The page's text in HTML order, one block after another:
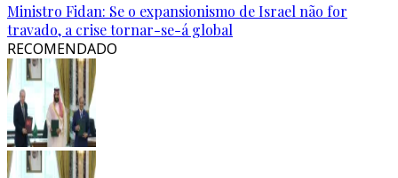
Ministro Fidan: Se o expansionismo de Israel não for
travado, a crise tornar-se-á global
RECOMENDADO